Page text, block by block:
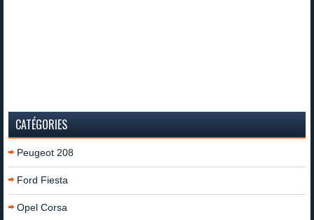
CATÉGORIES
Peugeot 208
Ford Fiesta
Opel Corsa